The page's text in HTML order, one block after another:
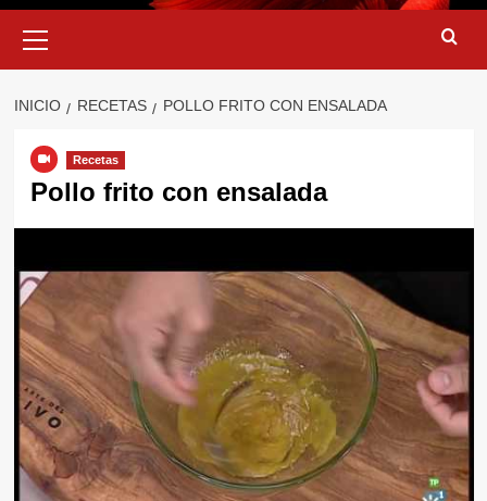
primario
INICIO RECETAS POLLO FRITO CON ENSALADA
Recetas
Pollo frito con ensalada